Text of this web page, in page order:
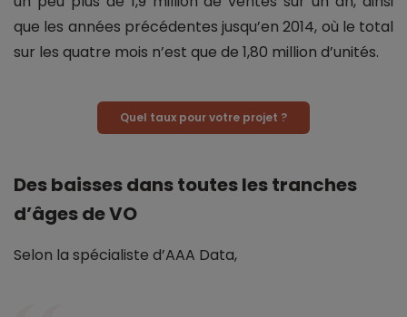
que les années précédentes jusqu’en 2014, où le total
sur les quatre mois n’est que de 1,80 million d’unités.
Quel taux pour votre projet ?
Des baisses dans toutes les tranches
d’âges de VO
Selon la spécialiste d’AAA Data,